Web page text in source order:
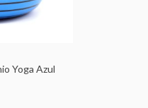
Yoga Azul